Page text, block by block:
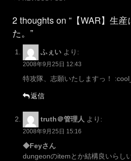
2 thoughts on “【WAR】生
た。”
ふぇい より:
2008年9月25日 12:43
特攻隊、志願いたしますっ！
返信
truth＠管理人 より:
2008年9月25日 15:16
◆Feyさん
dungeonのitemとか結構良いらし